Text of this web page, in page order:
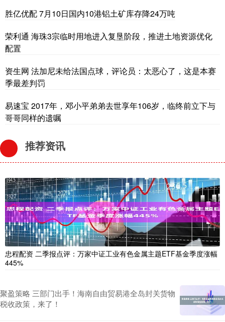
胜亿优配 7月10日国内10港铝土矿库存降24万吨
荣利通 海珠3宗临时用地进入复垦阶段，推进土地资源优化
配置
资生网 法加尼未给法国点球，评论员：太恶心了，这是本赛
季最差判罚
易速宝 2017年，邓小平弟弟去世享年106岁，临终前立下与
哥哥同样的遗嘱
推荐资讯
忠程配资 二季报点评：万家中证工业有色金属主题ETF基金季度涨幅
445%
聚盈策略 三部门出手！海南自由贸易港全岛封关货物
税收政策，来了！